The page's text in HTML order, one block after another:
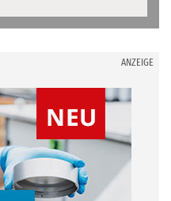
ANZEIGE